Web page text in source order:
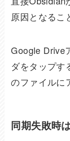
原因となるこ
Google Drive
ダをタップす
のファイルに
同期失敗時